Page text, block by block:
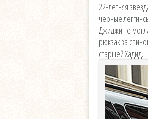
22-летняя
черные
Джиджи не
рюкзак за
старшей Хадид.